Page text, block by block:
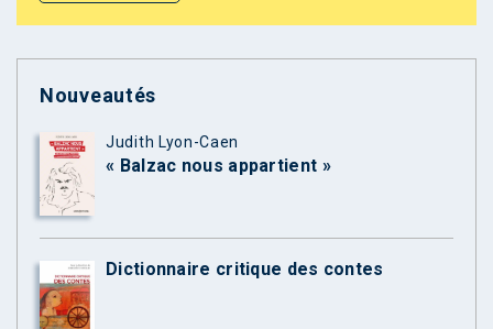
Nouveautés
Judith Lyon-Caen
« Balzac nous appartient »
Dictionnaire critique des contes